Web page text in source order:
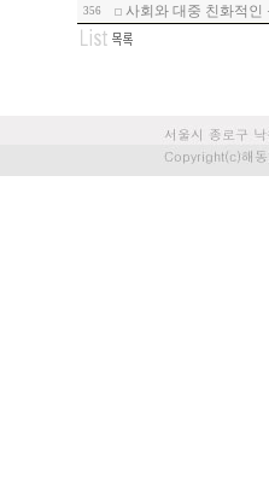
356 사회와 대중 친화적인